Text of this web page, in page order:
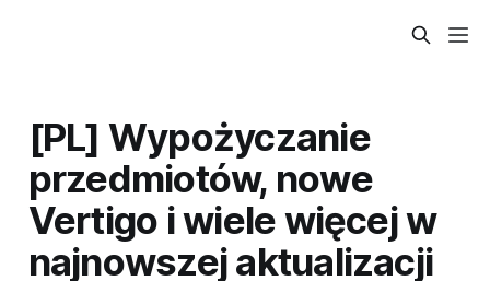
[PL] Wypożyczanie
przedmiotów, nowe
Vertigo i wiele więcej w
najnowszej aktualizacji